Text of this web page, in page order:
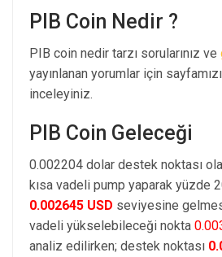
PIB Coin Nedir ?
PIB coin nedir tarzı sorularınız ve
yayınlanan yorumlar için
inceleyiniz.
PIB Coin Geleceği
0.002204 dolar destek noktası
kısa vadeli pump yaparak yüzde
0.002645 USD seviyesine
vadeli yükselebileceği nokta
analiz edilirken; destek noktası